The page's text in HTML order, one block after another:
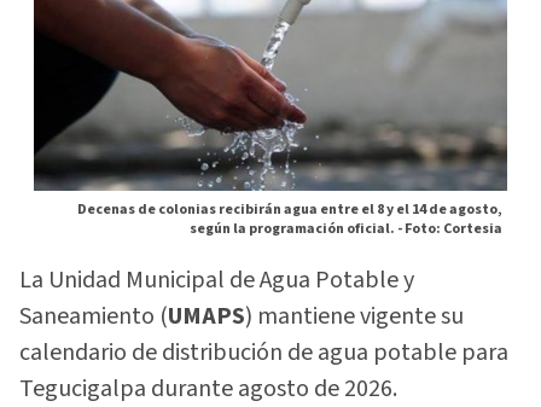
Decenas de colonias recibirán agua entre el 8 y el 14 de agosto,
según la programación oficial. -Foto: Cortesia
La Unidad Municipal de Agua Potable y
Saneamiento (UMAPS) mantiene vigente su
calendario de distribución de agua potable para
Tegucigalpa durante agosto de 2026.